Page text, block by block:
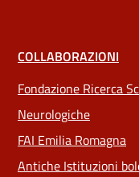
COLLABORAZIONI
Fondazione Ricerca
Neurologiche
FAI Emilia Romagna
Antiche Istituzioni